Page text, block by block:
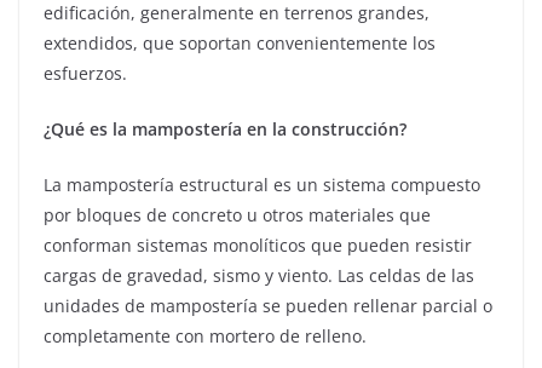
edificación, generalmente en terrenos grandes,
extendidos, que soportan convenientemente los
esfuerzos.
¿Qué es la mampostería en la construcción?
La mampostería estructural es un sistema compuesto
por bloques de concreto u otros materiales que
conforman sistemas monolíticos que pueden resistir
cargas de gravedad, sismo y viento. Las celdas de las
unidades de mampostería se pueden rellenar parcial o
completamente con mortero de relleno.